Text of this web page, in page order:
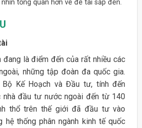
tổng quan hơn về đề tài sắp đến.
đang là điểm đến của rất nhiều các
những tập đoàn đa quốc gia.
Kế Hoạch và Đầu tư, tính đến
nhà đầu tư nước ngoài đến từ 140
thổ trên thế giới đã đầu tư vào
hệ thống phân ngành kinh tế quốc